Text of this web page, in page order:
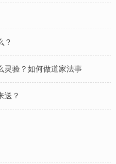
？
灵验？如何做道家法事
送？